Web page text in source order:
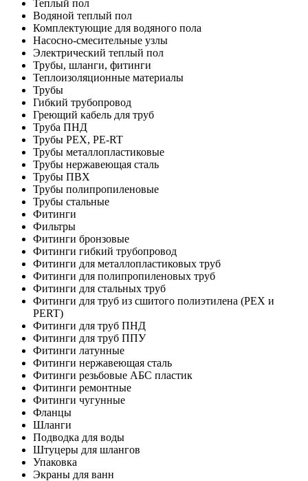
Теплый пол
Водяной теплый пол
Комплектующие для водяного пола
Насосно-смесительные узлы
Электрический теплый пол
Трубы, шланги, фитинги
Теплоизоляционные материалы
Трубы
Гибкий трубопровод
Греющий кабель для труб
Труба ПНД
Трубы PEX, PE-RT
Трубы металлопластиковые
Трубы нержавеющая сталь
Трубы ПВХ
Трубы полипропиленовые
Трубы стальные
Фитинги
Фильтры
Фитинги бронзовые
Фитинги гибкий трубопровод
Фитинги для металлопластиковых труб
Фитинги для полипропиленовых труб
Фитинги для стальных труб
Фитинги для труб из сшитого полиэтилена (PEX и
PERT)
Фитинги для труб ПНД
Фитинги для труб ППУ
Фитинги латунные
Фитинги нержавеющая сталь
Фитинги резьбовые АБС пластик
Фитинги ремонтные
Фитинги чугунные
Фланцы
Шланги
Подводка для воды
Штуцеры для шлангов
Упаковка
Экраны для ванн